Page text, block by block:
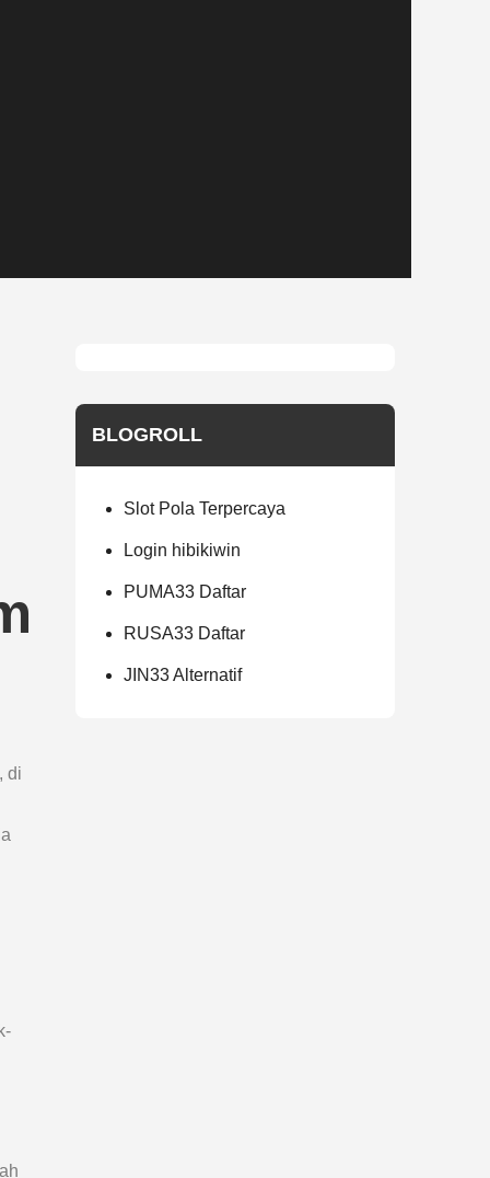
di
BLOGROLL
Slot Pola Terpercaya
Login hibikiwin
PUMA33 Daftar
RUSA33 Daftar
JIN33 Alternatif